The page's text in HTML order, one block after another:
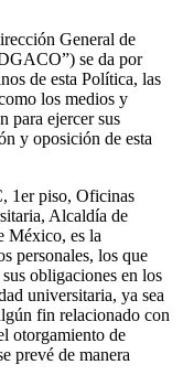
General de
se da por
de esta Política, las
los medios y
para ejercer sus
y oposición de esta
1er piso, Oficinas
Alcaldía de
México, es la
personales, los que
obligaciones en los
universitaria, ya sea
fin relacionado con
otorgamiento de
prevé de manera